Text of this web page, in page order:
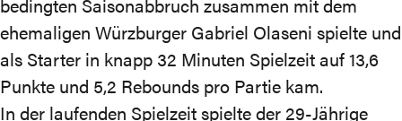
ehemaligen Würzburger Gabriel Olaseni spielte und
als Starter in knapp 32 Minuten Spielzeit auf 13,6
Punkte und 5,2 Rebounds pro Partie kam.
In der laufenden Spielzeit spielte der 29-Jährige